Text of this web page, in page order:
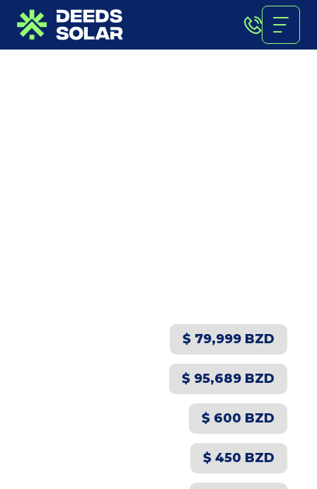
$ 79,999 BZD
$ 95,689 BZD
$ 600 BZD
$ 450 BZD